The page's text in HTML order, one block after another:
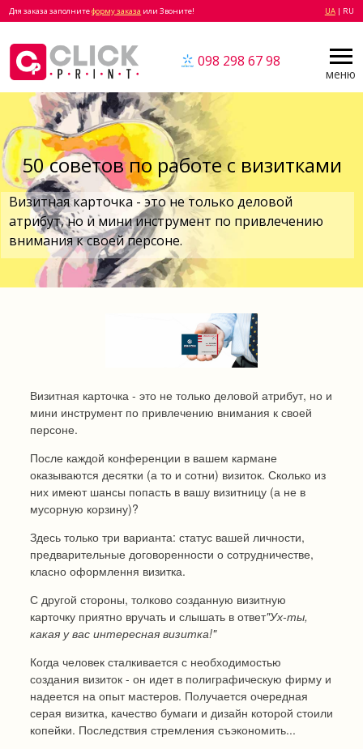
Для заказа заполнитеформу заказа или Звоните! UA| RU
меню
098 298 67 98
50 советов по работе с визитками
Визитная карточка - это не только деловой
атрибут, но и мини инструмент по привлечению
внимания к своей персоне.
Визитная карточка - это не только деловой атрибут, но и
мини инструмент по привлечению внимания к своей
персоне.
После каждой конференции в вашем кармане
оказываются десятки (а то и сотни) визиток. Сколько из
них имеют шансы попасть в вашу визитницу (а не в
мусорную корзину)?
Здесь только три варианта: статус вашей личности,
предварительные договоренности о сотрудничестве,
класно оформлення визитка.
С другой стороны, толково созданную визитную
карточку приятно вручать и слышать в ответ"Ух-ты,
какая у вас интересная визитка!"
Когда человек сталкивается с необходимостью
создания визиток - он идет в полиграфическую фирму и
надеется на опыт мастеров. Получается очередная
серая визитка, качество бумаги и дизайн которой стоили
копейки. Последствия стремления съэкономить...